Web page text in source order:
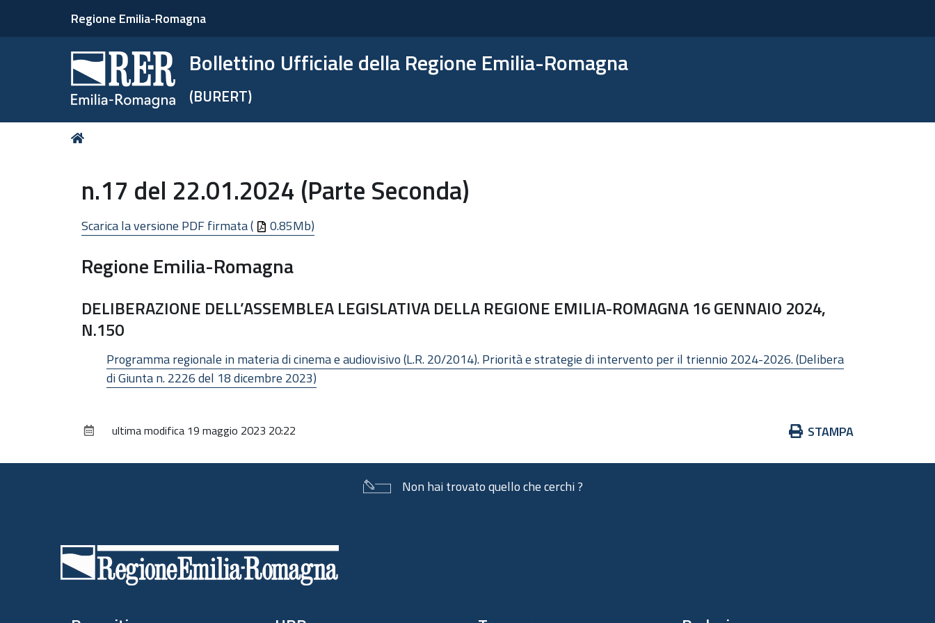
Regione Emilia-Romagna
Bollettino Ufficiale della Regione Emilia-Romagna
(BURERT)
Tu
n.17 del 22.01.2024 (Parte Seconda)
Scarica la versione PDF firmata ( 0.85Mb)
Regione Emilia-Romagna
DELIBERAZIONE DELL’ASSEMBLEA LEGISLATIVA DELLA REGIONE EMILIA-ROMAGNA 16 GENNAIO 2024,
N.150
Programma regionale in materia di cinema e audiovisivo (L.R. 20/2014). Priorità e strategie di intervento per il triennio 2024-2026. (Delibera
di Giunta n. 2226 del 18 dicembre 2023)
Azioni
documento
STAMPA
ultima modifica 19 maggio 2023 20:22
Non hai trovato quello che cerchi ?